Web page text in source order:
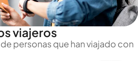
viajeros
personas que han viajado con